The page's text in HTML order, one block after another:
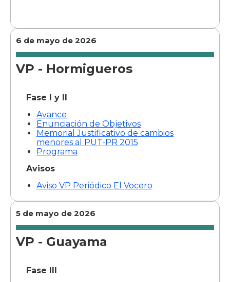
6 de mayo de 2026
VP - Hormigueros
Fase I y II
Avance
Enunciación de Objetivos
Memorial Justificativo de cambios
menores al PUT-PR 2015
Programa
Avisos
Aviso VP Periódico El Vocero
5 de mayo de 2026
VP - Guayama
Fase III